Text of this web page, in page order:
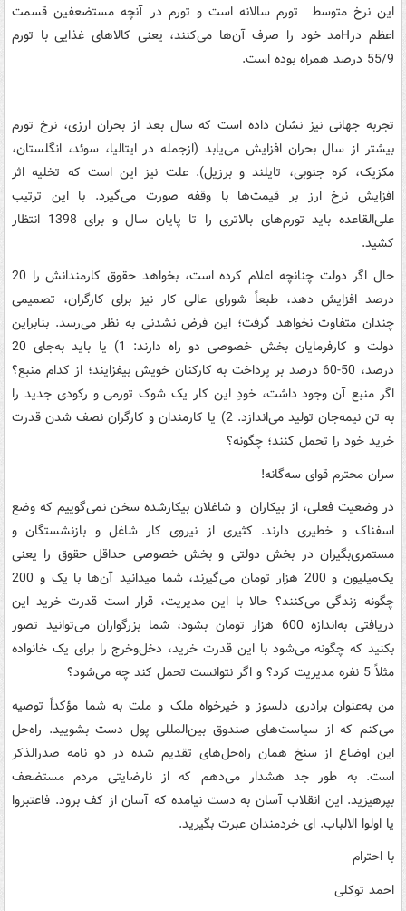
این نرخ متوسط تورم سالانه است و تورم در آنچه مستضعفین قسمت
اعظم درHمد خود را صرف آن‌ها می‌کنند، یعنی کالاهای غذایی با تورم
55/9 درصد همراه بوده است.
تجربه جهانی نیز نشان داده است که سال بعد از بحران ارزی، نرخ تورم
بیشتر از سال بحران افزایش می‌یابد (ازجمله در ایتالیا، سوئد، انگلستان،
مکزیک، کره جنوبی، تایلند و برزیل). علت نیز این است که تخلیه اثر
افزایش نرخ ارز بر قیمت‌ها با وقفه صورت می‌گیرد. با این ترتیب
علی‌القاعده باید تورم‌های بالاتری را تا پایان سال و برای 1398 انتظار
کشید.
حال اگر دولت چنانچه اعلام کرده است، بخواهد حقوق کارمندانش را 20
درصد افزایش دهد، طبعاً شورای عالی کار نیز برای کارگران، تصمیمی
چندان متفاوت نخواهد گرفت؛ این فرض نشدنی به نظر می‌رسد. بنابراین
دولت و کارفرمایان بخش خصوصی دو راه دارند: 1) یا باید به­‌جای 20
درصد، 50-60 درصد بر پرداخت‌ به کارکنان خویش بیفزایند؛ از کدام منبع؟
اگر منبع آن وجود داشت، خودِ این کار یک شوک تورمی و رکودی جدید را
به تن نیمه‌جان تولید می‌اندازد. 2) یا کارمندان و کارگران نصف شدن قدرت
خرید خود را تحمل کنند؛ چگونه؟
سران محترم قوای سه‌‍‌­گانه!
در وضعیت فعلی، از بیکاران و شاغلان بیکارشده سخن نمی‌­گوییم که وضع
اسفناک و خطیری دارند. کثیری از نیروی کار شاغل و بازنشستگان و
مستمری‌بگیران در بخش دولتی و بخش خصوصی حداقل حقوق را یعنی
یک‌میلیون و 200 هزار تومان می‌گیرند، شما میدانید آن‌ها با یک و 200
چگونه زندگی می‌کنند؟ حالا با این مدیریت، قرار است قدرت خرید این
دریافتی به‌اندازه 600 هزار تومان بشود، شما بزرگواران می‌توانید تصور
بکنید که چگونه می‌شود با این قدرت خرید، دخل‌وخرج را برای یک خانواده
مثلاً 5 نفره مدیریت کرد؟ و اگر نتوانست تحمل کند چه می‌شود؟
من به‌عنوان برادری دلسوز و خیرخواه ملک و ملت به شما مؤکداً توصیه
می‌کنم که از سیاست‌های صندوق بین‌المللی پول دست بشویید. راه‌حل
این اوضاع از سنخ همان راه‌حل‌های تقدیم شده در دو نامه صدرالذکر
است. به طور جد هشدار می‌دهم که از نارضایتی مردم مستضعف
بپرهیزید. این انقلاب آسان به دست نیامده که آسان از کف برود. فاعتبروا
یا اولوا الالباب. ای خردمندان عبرت بگیرید.
با احترام
احمد توکلی